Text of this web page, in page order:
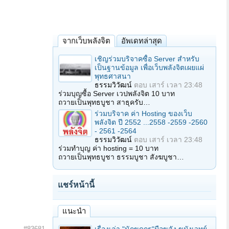
จากเว็บพลังจิต อัพเดทล่าสุด
เชิญร่วมบริจาคซื้อ Server สำหรับ
เป็นฐานข้อมูล เพื่อเว็บพลังจิตเผยแผ่
พุทธศาสนา
ธรรมวิวัฒน์ ตอบ เสาร์ เวลา 23:48
ร่วมบุญซื้อ Server เวปพลังจิต 10 บาท
ถวายเป็นพุทธบูชา สาธุครับ…
ร่วมบริจาค ค่า Hosting ของเว็บ
พลังจิต ปี 2552 ...2558 -2559 -2560
- 2561 -2564
ธรรมวิวัฒน์ ตอบ เสาร์ เวลา 23:48
ร่วมทำบุญ ค่า hosting = 10 บาท
ถวายเป็นพุทธบูชา ธรรมบูชา สังฆบูชา…
แชร์หน้านี้
แนะนำ